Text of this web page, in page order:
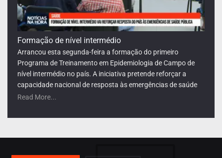
Terrimar destaca avanços na
A Associação Ambiental Terrimar divulgou hoje os dados
sobre a época de desova das tartarugas marinhas em Santo
Antão até ao dia 31 de Julho, com “resultados importantes”
na proteção das tartarugas marinhas na ilha.
Read More...